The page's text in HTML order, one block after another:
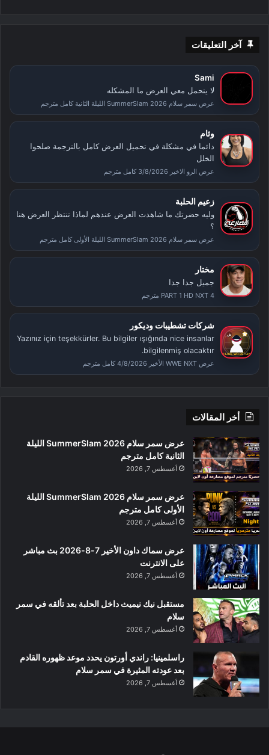
آخر التعليقات
Sami
لا يتحمل معي العرض ما المشكله
عرض سمر سلام SummerSlam 2026 الليلة الثانية كامل مترجم
وئام
دائما في مشكلة في تحميل العرض كامل بالترجمة صلحوا
الخلل
عرض الرو الاخير 3/8/2026 كامل مترجم
زعيم الحلبة
وليه حضرتك ما شاهدت العرض عندهم لماذا تنتظر العرض هنا
؟
عرض سمر سلام SummerSlam 2026 الليلة الأولى كامل مترجم
مختار
جميل جدا جدا
PART 1 HD NXT 4 مترجم
شركات تشطيبات وديكور
Yazınız için teşekkürler. Bu bilgiler ışığında nice insanlar
bilgilenmiş olacaktır.
عرض WWE NXT الأخير 4/8/2026 كامل مترجم
أخر المقالات
عرض سمر سلام SummerSlam 2026 الليلة
الثانية كامل مترجم
أغسطس 7, 2026
عرض سمر سلام SummerSlam 2026 الليلة
الأولى كامل مترجم
أغسطس 7, 2026
عرض سماك داون الأخير 7-8-2026 بث مباشر
على الانترنت
أغسطس 7, 2026
مستقبل نيك نيميث داخل الحلبة بعد تألقه في سمر
سلام
أغسطس 7, 2026
راسلمينيا: راندي أورتون يحدد موعد ظهوره القادم
بعد عودته المثيرة في سمر سلام
أغسطس 7, 2026